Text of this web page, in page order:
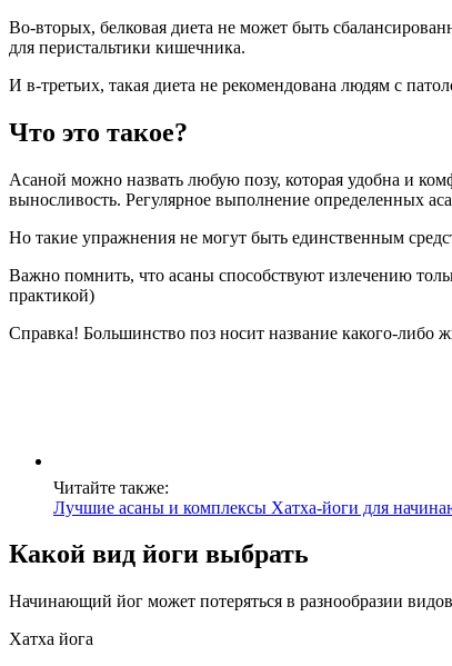
Во-вторых, белковая диета не может быть
для перистальтики кишечника.
И в-третьих, такая диета не рекомендована людям с
Что это такое?
Асаной можно назвать любую позу, которая удобна и
выносливость. Регулярное выполнение определенных
Но такие упражнения не могут быть единственным
Важно помнить, что асаны способствуют излечению
практикой)
Справка! Большинство поз носит название какого-
Читайте также:
Лучшие асаны и комплексы Хатха-йоги для
Какой вид йоги выбрать
Начинающий йог может потеряться в разнообразии
Хатха йога